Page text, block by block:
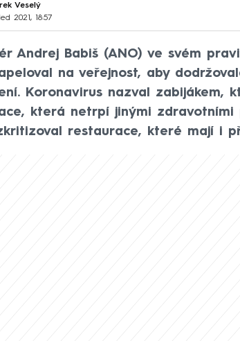
Veselý
2021, 18:57
Andrej Babiš (ANO) ve svém
na veřejnost, aby
Koronavirus nazval zabijákem,
která netrpí jinými zdravotními
restaurace, které mají i